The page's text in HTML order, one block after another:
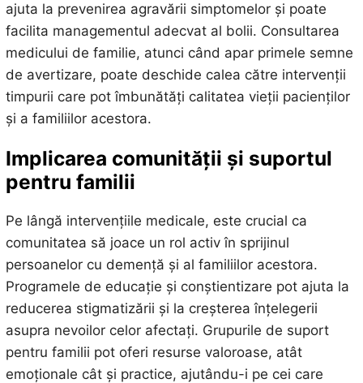
ajuta la prevenirea agravării simptomelor și poate
facilita managementul adecvat al bolii. Consultarea
medicului de familie, atunci când apar primele semne
de avertizare, poate deschide calea către intervenții
timpurii care pot îmbunătăți calitatea vieții pacienților
și a familiilor acestora.
Implicarea comunității și suportul
pentru familii
Pe lângă intervențiile medicale, este crucial ca
comunitatea să joace un rol activ în sprijinul
persoanelor cu demență și al familiilor acestora.
Programele de educație și conștientizare pot ajuta la
reducerea stigmatizării și la creșterea înțelegerii
asupra nevoilor celor afectați. Grupurile de suport
pentru familii pot oferi resurse valoroase, atât
emoționale cât și practice, ajutându-i pe cei care